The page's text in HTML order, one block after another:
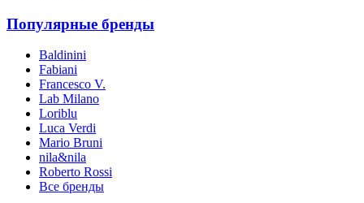
Популярные бренды
Baldinini
Fabiani
Francesco V.
Lab Milano
Loriblu
Luca Verdi
Mario Bruni
nila&nila
Roberto Rossi
Все бренды